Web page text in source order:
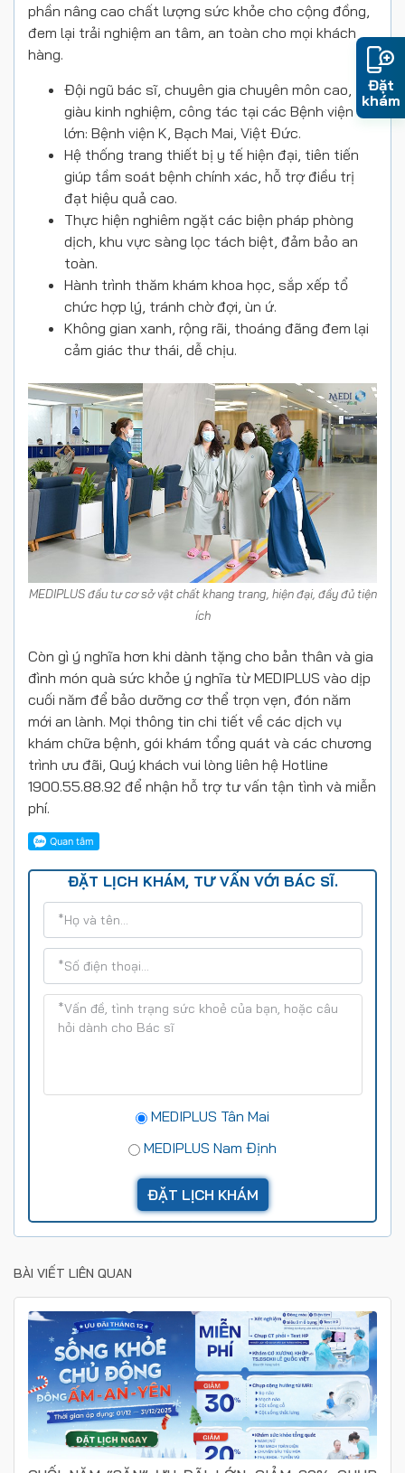
phần nâng cao chất lượng sức khỏe cho cộng đồng,
đem lại trải nghiệm an tâm, an toàn cho mọi khách
hàng.
Đội ngũ bác sĩ, chuyên gia chuyên môn cao,
giàu kinh nghiệm, công tác tại các Bệnh viện
lớn: Bệnh viện K, Bạch Mai, Việt Đức.
Hệ thống trang thiết bị y tế hiện đại, tiên tiến
giúp tầm soát bệnh chính xác, hỗ trợ điều trị
đạt hiệu quả cao.
Thực hiện nghiêm ngặt các biện pháp phòng
dịch, khu vực sàng lọc tách biệt, đảm bảo an
toàn.
Hành trình thăm khám khoa học, sắp xếp tổ
chức hợp lý, tránh chờ đợi, ùn ứ.
Không gian xanh, rộng rãi, thoáng đãng đem lại
cảm giác thư thái, dễ chịu.
MEDIPLUS đầu tư cơ sở vật chất khang trang, hiện đại, đầy đủ tiện
ích
Còn gì ý nghĩa hơn khi dành tặng cho bản thân và gia
đình món quà sức khỏe ý nghĩa từ MEDIPLUS vào dịp
cuối năm để bảo dưỡng cơ thể trọn vẹn, đón năm
mới an lành. Mọi thông tin chi tiết về các dịch vụ
khám chữa bệnh, gói khám tổng quát và các chương
trình ưu đãi, Quý khách vui lòng liên hệ Hotline
1900.55.88.92 để nhận hỗ trợ tư vấn tận tình và miễn
phí.
ĐẶT LỊCH KHÁM, TƯ VẤN VỚI BÁC SĨ.
MEDIPLUS Tân Mai
MEDIPLUS Nam Định
BÀI VIẾT LIÊN QUAN
Đặt
khám